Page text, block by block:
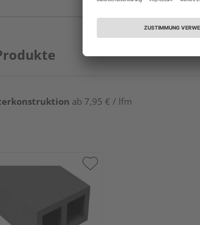
ab 7,95 € / lfm